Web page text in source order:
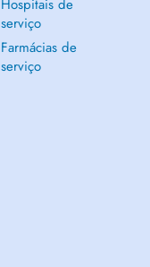
Hospitais de
serviço
Farmácias de
serviço